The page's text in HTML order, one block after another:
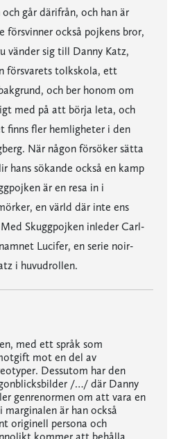
går därifrån, och han är
försvinner också pojkens bror,
vänder sig till Danny Katz,
försvarets tolkskola, ett
och ber honom om
med på att börja leta, och
finns fler hemligheter i den
När någon försöker sätta
hans sökande också en kamp
är en resa in i
en värld där inte ens
Skuggpojken inleder Carl-
Lucifer, en serie noir-
i huvudrollen.
med ett språk som
mot en del av
Dessutom har den
/…/ där Danny
genrenormen om att vara en
är han också
originell persona och